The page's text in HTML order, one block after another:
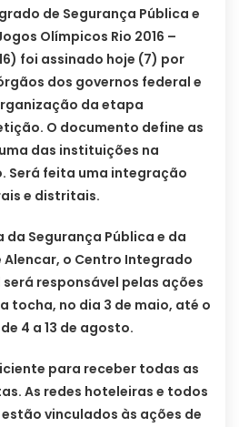
de Segurança Pública e
Olímpicos Rio 2016 –
foi assinado hoje (7) por
dos governos federal e
da etapa
O documento define as
das instituições na
Será feita uma integração
e distritais.
Segurança Pública e da
Alencar, o Centro Integrado
responsável pelas ações
tocha, no dia 3 de maio, até o
4 a 13 de agosto.
para receber todas as
As redes hoteleiras e todos
vinculados às ações de